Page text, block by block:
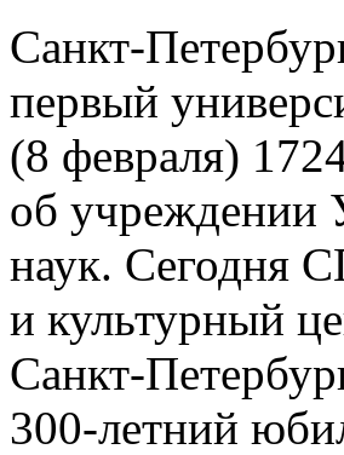
первый
(8 февраля)
об учреждении
наук. Сегодня
и культурный
300‑летний